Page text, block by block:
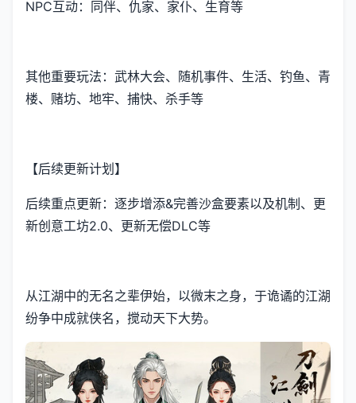
NPC互动：同伴、仇家、家仆、生育等
其他重要玩法：武林大会、随机事件、生活、钓鱼、青
楼、赌坊、地牢、捕快、杀手等
【后续更新计划】
后续重点更新：逐步增添&完善沙盒要素以及机制、更
新创意工坊2.0、更新无偿DLC等
从江湖中的无名之辈伊始，以微末之身，于诡谲的江湖
纷争中成就侠名，搅动天下大势。